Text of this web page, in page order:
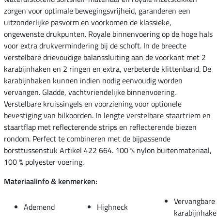
zorgen voor optimale bewegingsvrijheid, garanderen een
uitzonderlijke pasvorm en voorkomen de klassieke,
ongewenste drukpunten. Royale binnenvoering op de hoge hals
voor extra drukvermindering bij de schoft. In de breedte
verstelbare drievoudige balanssluiting aan de voorkant met 2
karabijnhaken en 2 ringen en extra, verbeterde klittenband. De
karabijnhaken kunnen indien nodig eenvoudig worden
vervangen. Gladde, vachtvriendelijke binnenvoering.
Verstelbare kruissingels en voorziening voor optionele
bevestiging van bilkoorden. In lengte verstelbare staartriem en
staartflap met reflecterende strips en reflecterende biezen
rondom. Perfect te combineren met de bijpassende
borsttussenstuk Artikel 422 664. 100 % nylon buitenmateriaal,
100 % polyester voering.
Materiaalinfo & kenmerken:
Ademend Highneck
Vervangbare